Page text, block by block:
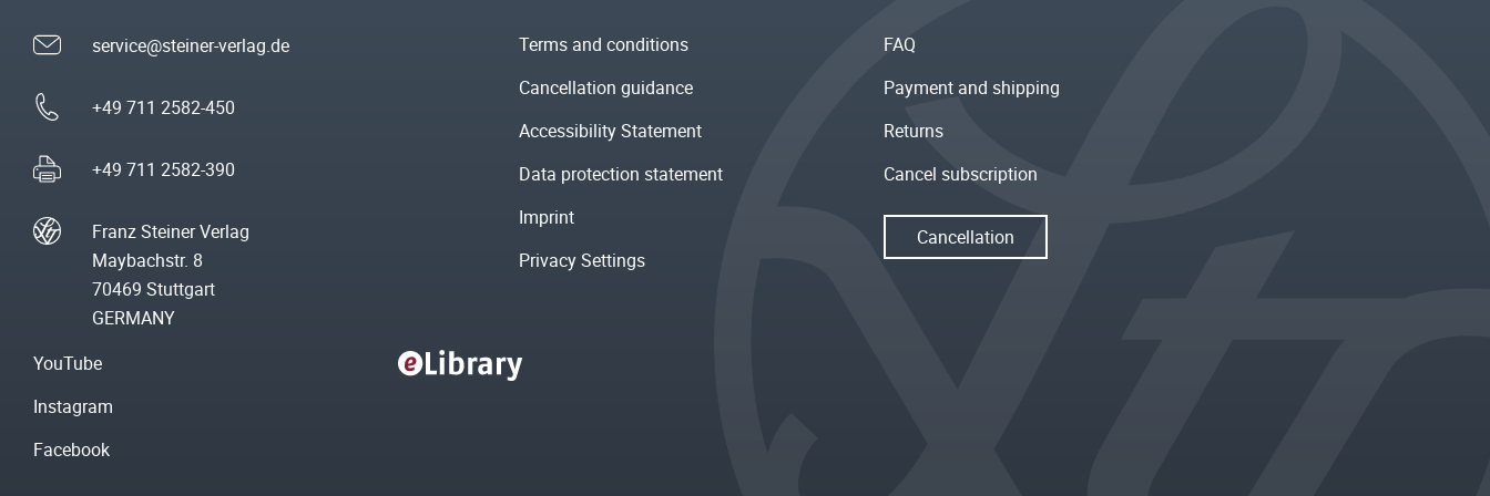
service@steiner-verlag.de
+49 711 2582-450
+49 711 2582-390
Franz Steiner Verlag
Maybachstr. 8
70469 Stuttgart
GERMANY
Terms and conditions
Cancellation guidance
Accessibility Statement
Data protection statement
Imprint
Privacy Settings
FAQ
Payment and shipping
Returns
Cancel subscription
Cancellation
YouTube
Instagram
Facebook